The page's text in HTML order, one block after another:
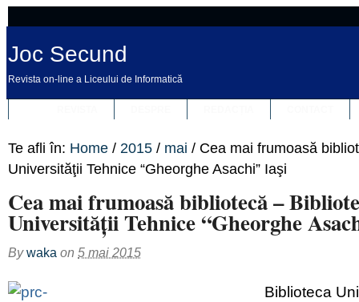
Joc Secund
Revista on-line a Liceului de Informatică
Te afli în: Home / 2015 / mai / Cea mai frumoasă
Universităţii Tehnice “Gheorghe Asachi” Iaşi
Cea mai frumoasă bibliotecă –
Universităţii Tehnice “Gheorghe
Bywaka on 5 mai 2015
Biblioteca